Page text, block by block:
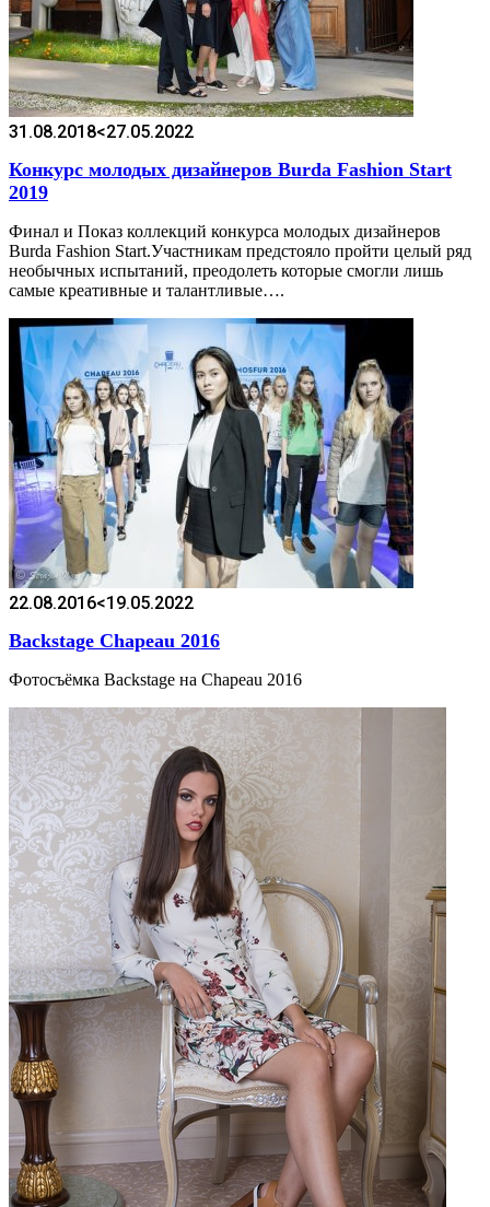
31.08.2018<27.05.2022
Конкурс молодых дизайнеров Burda Fashion Start
2019
Финал и Показ коллекций конкурса молодых дизайнеров
Burda Fashion Start.Участникам предстояло пройти целый ряд
необычных испытаний, преодолеть которые смогли лишь
самые креативные и талантливые….
22.08.2016<19.05.2022
Backstage Chapeau 2016
Фотосъёмка Backstage на Chapeau 2016